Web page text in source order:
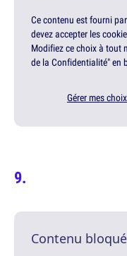
Ce contenu est fourni
devez accepter les
Modifiez ce choix à tout
de la Confidentialité" en
Gérer mes choix
Contenu